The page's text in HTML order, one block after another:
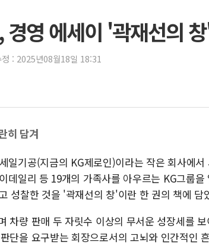
李
여
인
'화
연
中
인
경영 에세이 '곽재선의
: 2025년08월18일 18:31
히 담겨
일기공(지금의 KG제로인)이라는 작은 회사에서
데일리 등 19개의 가족사를 아우르는 KG그룹
성찰한 것을 '곽재선의 창'이란 한 권의 책에 담
차량 판매 두 자릿수 이상의 무서운 성장세를
단을 요구받는 회장으로서의 고뇌와 인간적인